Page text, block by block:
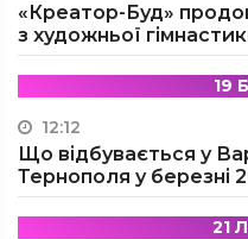
«Креатор-Буд»
з художньої
19
12:12
Що відбувається у
Тернополя у березні
21